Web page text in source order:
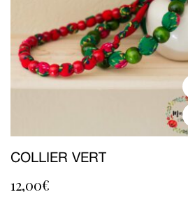
COLLIER VERT
12,00€